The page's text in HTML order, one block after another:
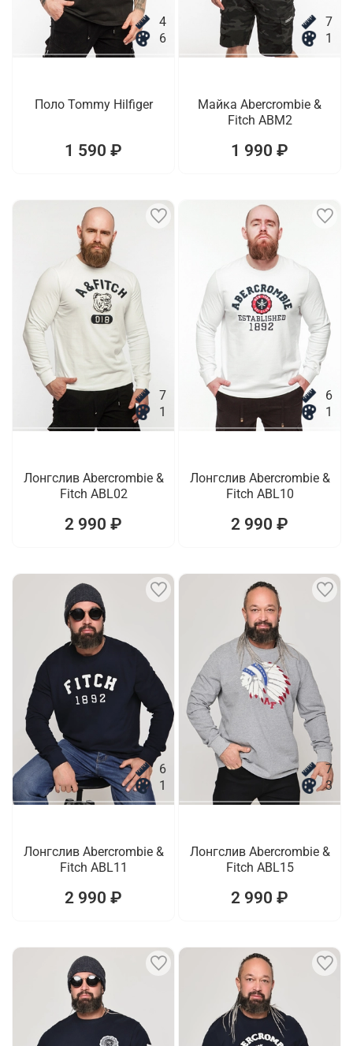
4
6
Поло Tommy Hilfiger
1 590 ₽
7
1
Майка Abercrombie &
Fitch ABM2
1 990 ₽
7
1
Лонгслив Abercrombie &
Fitch ABL02
2 990 ₽
6
1
Лонгслив Abercrombie &
Fitch ABL10
2 990 ₽
6
1
Лонгслив Abercrombie &
Fitch ABL11
2 990 ₽
7
3
Лонгслив Abercrombie &
Fitch ABL15
2 990 ₽